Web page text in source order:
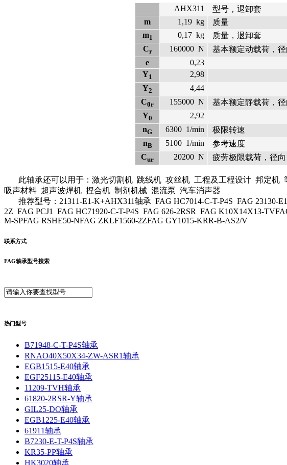
AHX311
型号，退卸套
m
1,19 kg
质量
m1 0,17 kg
质量，退卸套
Cr 160000 N
基本额定动载荷，径
e
0,23
Y1
2,98
Y2
4,44
C0r 155000 N
基本额定静载荷，径
Y0
2,92
nG 6300 1/min
极限转速
nB 5100 1/min
参考速度
Cur 20200 N 疲劳极限载荷，径向
此轴承还可以用于：激光切割机 跳线机 攻丝机 工程及工程设计 邦定机
吸声材料 超声波焊机 捏合机 制剂机械 混流泵 汽车消声器
推荐型号：21311-E1-K+AHX311轴承 FAG HC7014-C-T-P4S FAG 23130-
2Z FAG PCJ1 FAG HC71920-C-T-P4S FAG 626-2RSR FAG K10X14X13-
M-SPFAG RSHE50-NFAG ZKLF1560-2ZFAG GY1015-KRR-B-AS2/V
联系方式
FAG轴承型号搜索
热门型号
B71948-C-T-P4S轴承
RNAO40X50X34-ZW-ASR1轴承
EGB1515-E40轴承
EGF25115-E40轴承
11209-TVH轴承
61820-2RSR-Y轴承
GIL25-DO轴承
EGB1225-E40轴承
61911轴承
B7230-E-T-P4S轴承
KR35-PP轴承
HK3020轴承